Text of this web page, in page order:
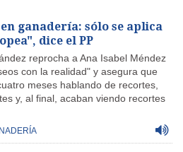
ganadería: sólo se aplica
dice el PP
reprocha a Ana Isabel Méndez
con la realidad" y asegura que
meses hablando de recortes,
y, al final, acaban viendo recortes